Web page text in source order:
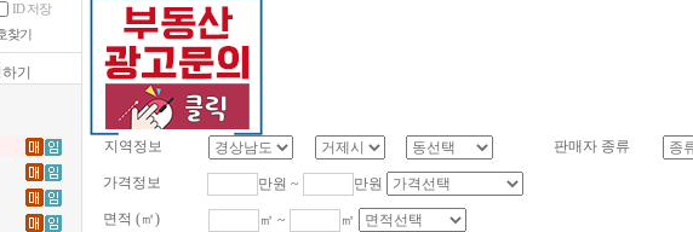
ID 저장
찾기
지역정보 판매자 종류
가격정보 만원 ~ 만원
면적 (㎡) ㎡ ~ ㎡